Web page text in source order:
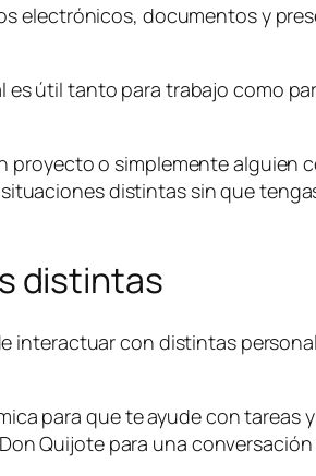
electrónicos, documentos y
útil tanto para trabajo como
proyecto o simplemente alguien
distintas sin que
distintas
interactuar con distintas
para que te ayude con
Quijote para una